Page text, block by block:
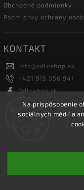
Na prispôsobenie
sociálnych médií a
Obchodné podmienky
Podmienky ochrany
KONTAKT
info@odloshop.sk
+421 915 056 941
Odloshop.sk